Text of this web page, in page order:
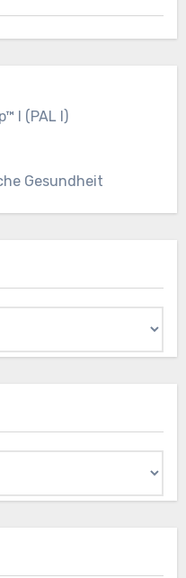
I (PAL I)
Gesundheit